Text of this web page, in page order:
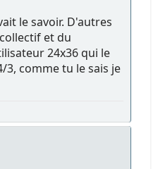
le savoir. D'autres
et du
24x36 qui le
3, comme tu le sais je